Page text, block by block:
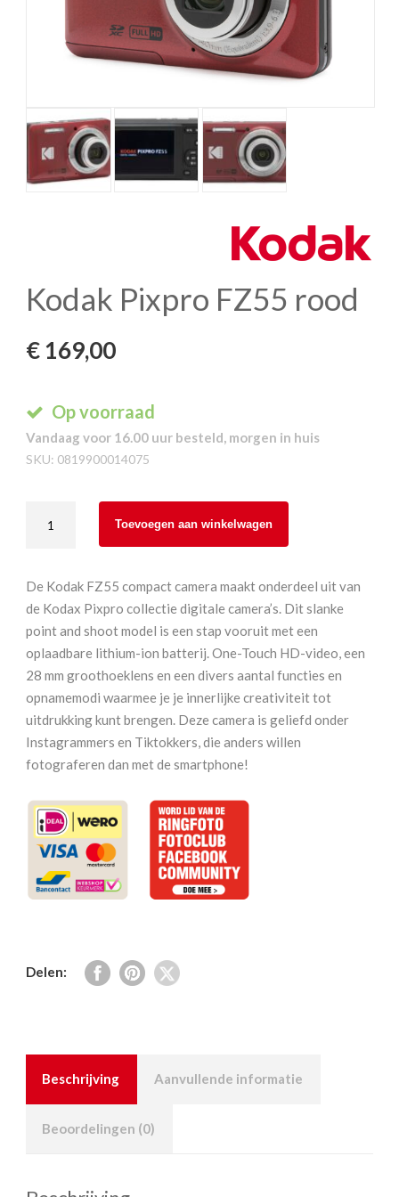
Kodak Pixpro FZ55 rood
€ 169,00
Op voorraad
Vandaag voor 16.00 uur besteld, morgen in huis
SKU: 0819900014075
Pixpro
rood
aantal
Toevoegen aan winkelwagen
De Kodak FZ55 compact camera maakt onderdeel uit van
de Kodax Pixpro collectie digitale camera’s. Dit slanke
point and shoot model is een stap vooruit met een
oplaadbare lithium-ion batterij. One-Touch HD-video, een
28 mm groothoeklens en een divers aantal functies en
opnamemodi waarmee je je innerlijke creativiteit tot
uitdrukking kunt brengen. Deze camera is geliefd onder
Instagrammers en Tiktokkers, die anders willen
fotograferen dan met de smartphone!
Delen:
Beschrijving Aanvullende informatie
Beoordelingen (0)